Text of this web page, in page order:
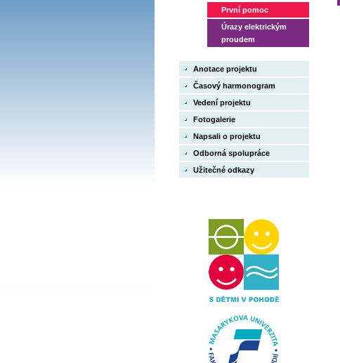
První pomoc
Úrazy elektrickým
proudem
Anotace projektu
Časový harmonogram
Vedení projektu
Fotogalerie
Napsali o projektu
Odborná spolupráce
Užitečné odkazy